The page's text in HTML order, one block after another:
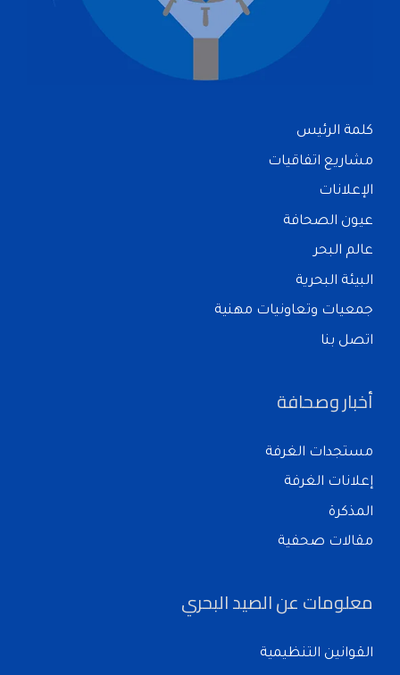
كلمة الرئيس
مشاريع اتفاقيات
الإعلانات
عيون الصحافة
عالم البحر
البيئة البحرية
جمعيات وتعاونيات مهنية
اتصل بنا
أخبار وصحافة
مستجدات الغرفة
إعلانات الغرفة
المذكرة
مقالات صحفية
معلومات عن الصيد البحري
القوانين التنظيمية